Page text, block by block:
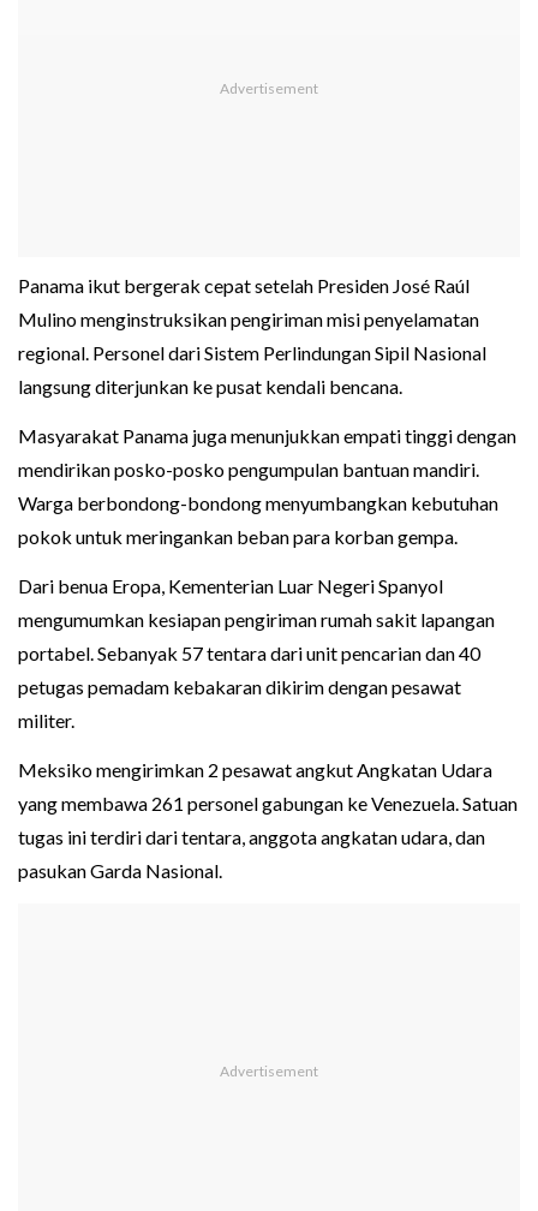
Panama ikut bergerak cepat setelah Presiden José Raúl
Mulino menginstruksikan pengiriman misi penyelamatan
regional. Personel dari Sistem Perlindungan Sipil Nasional
langsung diterjunkan ke pusat kendali bencana.
Masyarakat Panama juga menunjukkan empati tinggi dengan
mendirikan posko-posko pengumpulan bantuan mandiri.
Warga berbondong-bondong menyumbangkan kebutuhan
pokok untuk meringankan beban para korban gempa.
Dari benua Eropa, Kementerian Luar Negeri Spanyol
mengumumkan kesiapan pengiriman rumah sakit lapangan
portabel. Sebanyak 57 tentara dari unit pencarian dan 40
petugas pemadam kebakaran dikirim dengan pesawat
militer.
Meksiko mengirimkan 2 pesawat angkut Angkatan Udara
yang membawa 261 personel gabungan ke Venezuela. Satuan
tugas ini terdiri dari tentara, anggota angkatan udara, dan
pasukan Garda Nasional.